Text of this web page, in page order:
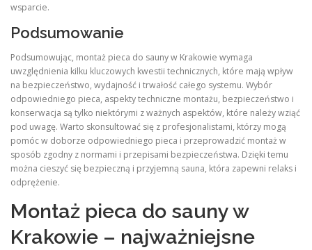
wsparcie.
Podsumowanie
Podsumowując, montaż pieca do sauny w Krakowie wymaga
uwzględnienia kilku kluczowych kwestii technicznych, które mają wpływ
na bezpieczeństwo, wydajność i trwałość całego systemu. Wybór
odpowiedniego pieca, aspekty techniczne montażu, bezpieczeństwo i
konserwacja są tylko niektórymi z ważnych aspektów, które należy wziąć
pod uwagę. Warto skonsultować się z profesjonalistami, którzy mogą
pomóc w doborze odpowiedniego pieca i przeprowadzić montaż w
sposób zgodny z normami i przepisami bezpieczeństwa. Dzięki temu
można cieszyć się bezpieczną i przyjemną sauna, która zapewni relaks i
odprężenie.
Montaż pieca do sauny w
Krakowie – najważniejsne